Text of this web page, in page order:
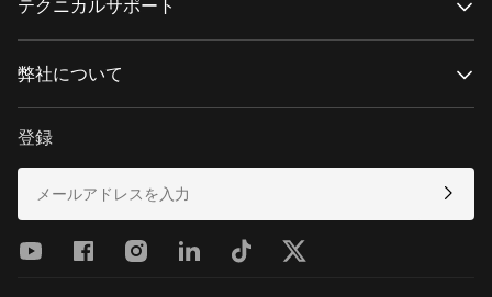
実店舗で購入する
テクニカルサポート
ダウンロード
修理サービス
カメラ互換性を見る
弊社について
Newsroom
連絡先
フィードバック
登録